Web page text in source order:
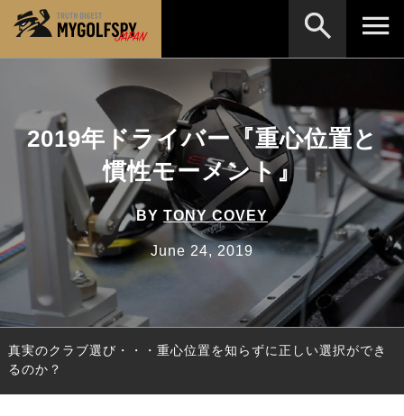
2019年ドライバー『重心位置と
慣性モーメント』
BY TONY COVEY
June 24, 2019
真実のクラブ選び・・・重心位置を知らずに正しい選択ができ
るのか？
MOST WANTED テストランキング
NEW RELEASES 新製品情報
HOW TO ゴルフ上達・実践テクニック
テスト・データ検証
Golf News ゴルフニュース
REVIEWS 製品レビュー
DRIVERS ドライバー
FAIRWAY WOODS フェアウェイウッド
HYBRIDS ハイブリッド
※メーカー名やクラブ名など、検索したい事柄を入
力してください。
検索